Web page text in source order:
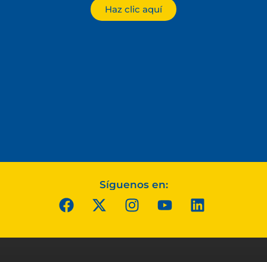
Haz clic aquí
Síguenos en: